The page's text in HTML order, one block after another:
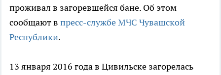
проживал в загоревшейся бане. Об этом
сообщают в пресс-службе МЧС Чувашской
Республики.
13 января 2016 года в Цивильске загорелась